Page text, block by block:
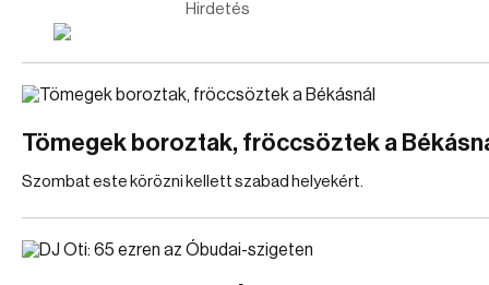
Hirdetés
Tömegek boroztak, fröccsöztek a
Szombat este körözni kellett szabad helyekért.